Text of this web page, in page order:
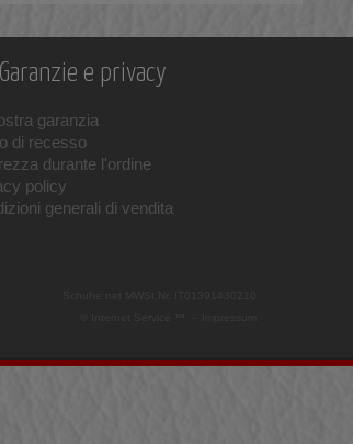
Garanzie e privacy
garanzia
di recesso
durante l'ordine
policy
generali di vendita